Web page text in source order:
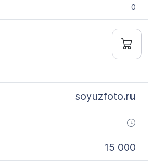
0
soyuzfoto.ru
15 000